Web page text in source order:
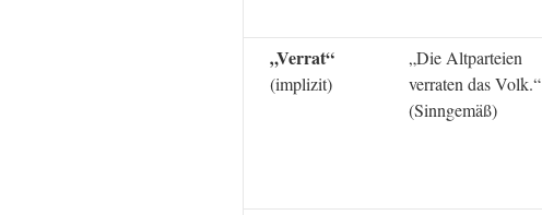
„Verrat“
(implizit)
„Die Altparteien
verraten das Volk.“
(Sinngemäß)